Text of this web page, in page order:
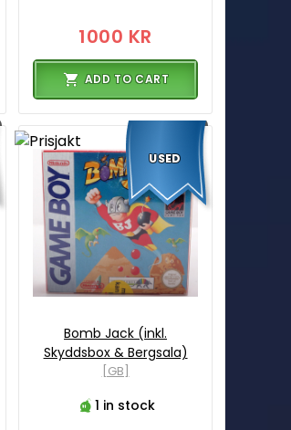
1000 KR
ADD TO CART
Bomb Jack (inkl.
Skyddsbox & Bergsala)
[GB]
1 in stock
USED